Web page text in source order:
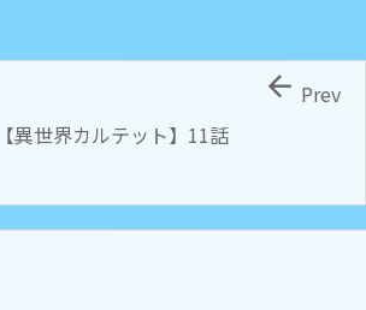
【異世界カルテット】11話
 Prev